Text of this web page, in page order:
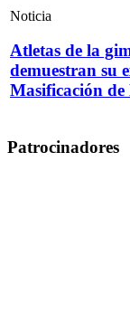
Noticia
Atletas de la
demuestran su
Masificación de
Patrocinadores